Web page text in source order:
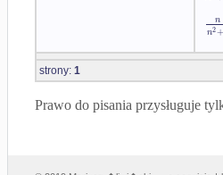
n
n2
strony: 1
Prawo do pisania przysługuje